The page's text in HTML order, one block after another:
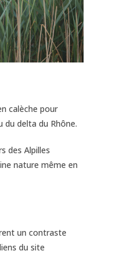
calèche pour
du delta du Rhône.
des Alpilles
nature même en
un contraste
du site